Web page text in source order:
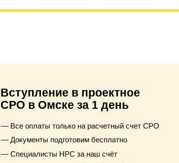
Вступление в проектное
СРО в Омске за 1 день
Все оплаты только на расчетный счет СРО
Документы подготовим бесплатно
Специалисты НРС за наш счёт